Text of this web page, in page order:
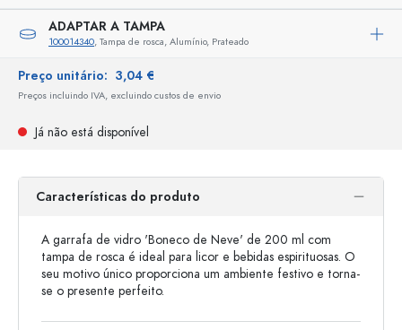
ADAPTAR A TAMPA
100014340, Tampa de rosca, Alumínio, Prateado
Preço unitário: 3,04 €
Preços incluindo IVA, excluindo custos de envio
Já não está disponível
Características do produto
A garrafa de vidro 'Boneco de Neve' de 200 ml com
tampa de rosca é ideal para licor e bebidas espirituosas. O
seu motivo único proporciona um ambiente festivo e torna-
se o presente perfeito.